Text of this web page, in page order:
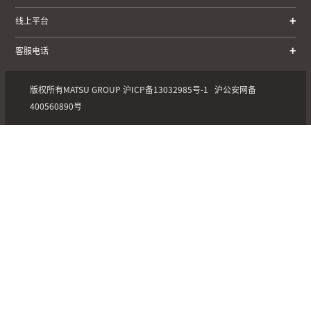
线上平台
客服电话
版权所有MATSU GROUP 沪ICP备13032985号-1
沪公安网备
400560890号